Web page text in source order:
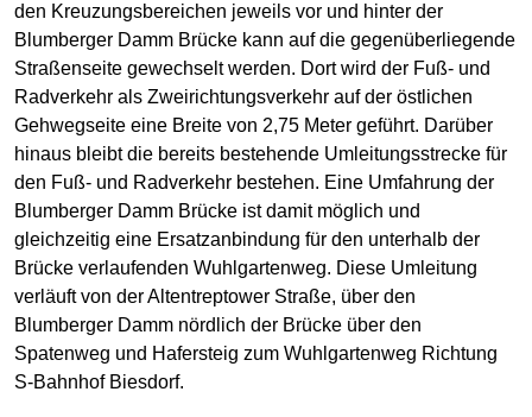
den Kreuzungsbereichen jeweils vor und hinter der
Blumberger Damm Brücke kann auf die gegenüberliegende
Straßenseite gewechselt werden. Dort wird der Fuß- und
Radverkehr als Zweirichtungsverkehr auf der östlichen
Gehwegseite eine Breite von 2,75 Meter geführt. Darüber
hinaus bleibt die bereits bestehende Umleitungsstrecke für
den Fuß- und Radverkehr bestehen. Eine Umfahrung der
Blumberger Damm Brücke ist damit möglich und
gleichzeitig eine Ersatzanbindung für den unterhalb der
Brücke verlaufenden Wuhlgartenweg. Diese Umleitung
verläuft von der Altentreptower Straße, über den
Blumberger Damm nördlich der Brücke über den
Spatenweg und Hafersteig zum Wuhlgartenweg Richtung
S-Bahnhof Biesdorf.